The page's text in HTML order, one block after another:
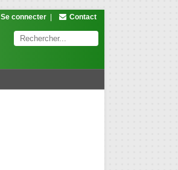
Se connecter Contact